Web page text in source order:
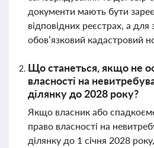
документи мають бути
відповідних реєстрах, а для
обов’язковий кадастровий
Що станеться, якщо не
власності на
ділянку до 2028 року?
Якщо власник або
право власності на
ділянку до 1 січня 2028